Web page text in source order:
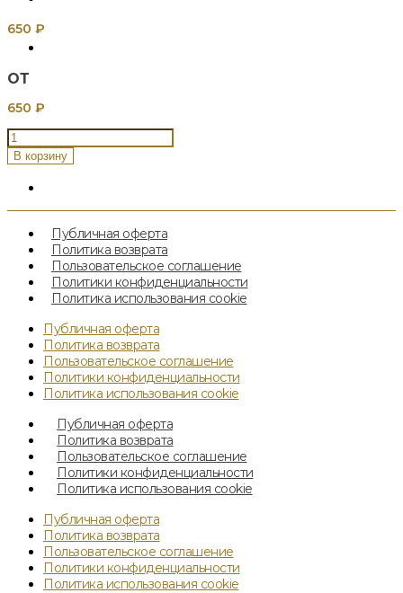
650 ₽
ОТ
650 ₽
Количество
товара
Сырники
классические
В корзину
Публичная оферта
Политика возврата
Пользовательское соглашение
Политики конфиденциальности
Политика использования cookie
Публичная оферта
Политика возврата
Пользовательское соглашение
Политики конфиденциальности
Политика использования cookie
Публичная оферта
Политика возврата
Пользовательское соглашение
Политики конфиденциальности
Политика использования cookie
Публичная оферта
Политика возврата
Пользовательское соглашение
Политики конфиденциальности
Политика использования cookie